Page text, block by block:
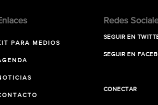
PARA MEDIOS
Redes
SEGUIR EN
SEGUIR EN
CONECTAR